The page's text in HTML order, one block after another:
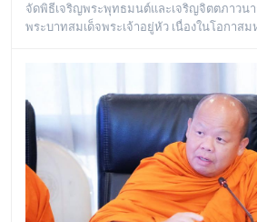
จัดพิธีเจริญพระพุทธมนต์และเจริญจิตตภาวน
พระบาทสมเด็จพระเจ้าอยู่หัว เนื่องในโอกาส
ราชวราราม กรุงเทพเทพมหานครในวันอังค